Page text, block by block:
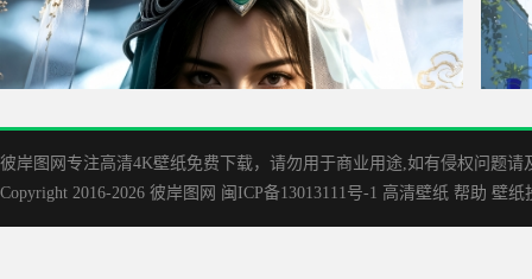
彼岸图网专注高清4K壁纸免费下载，请勿用于商业用途,如有侵权问题
Copyright 2016-2026 彼岸图网 闽ICP备13013111号-1 高清壁纸 帮助 壁纸